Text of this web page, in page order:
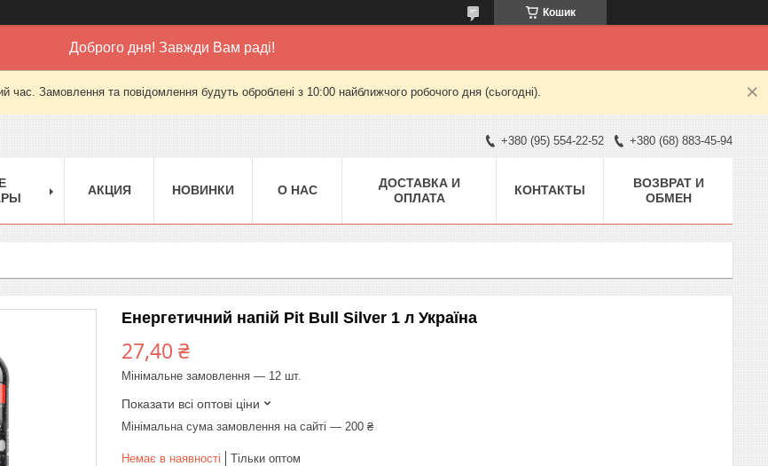
Кошик
Доброго дня! Завжди Вам раді!
час. Замовлення та повідомлення будуть оброблені з 10:00 найближчого робочого дня (сьогодні).
+380 (95) 554-22-52 +380 (68) 883-45-94
АКЦИЯ НОВИНКИ О НАС
ДОСТАВКА И
ОПЛАТА
КОНТАКТЫ
ВОЗВРАТ И
ОБМЕН
Енергетичний напій Pit Bull Silver 1 л Україна
27,40 ₴
Мінімальне замовлення — 12 шт.
Показати всі оптові ціни
Мінімальна сума замовлення на сайті — 200 ₴
Немає в наявності Тільки оптом